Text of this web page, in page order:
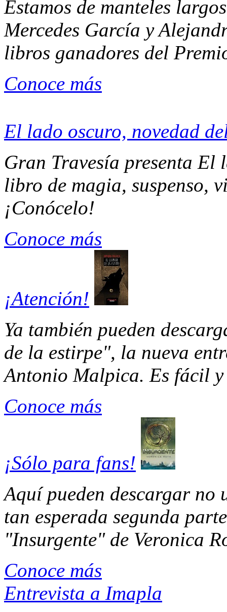
Estamos de manteles
Mercedes García y
libros ganadores del
Conoce más
El lado oscuro, novedad
Gran Travesía presenta El
libro de magia, suspenso,
¡Conócelo!
Conoce más
¡Atención!
Ya también pueden
de la estirpe", la nueva
Antonio Malpica. Es fácil
Conoce más
¡Sólo para fans!
Aquí pueden descargar no
tan esperada segunda
"Insurgente" de Veronica
Conoce más
Entrevista a Imapla